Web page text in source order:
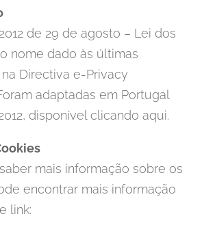
de 29 de agosto – Lei dos
nome dado às últimas
Directiva e-Privacy
adaptadas em Portugal
disponível clicando aqui.
mais informação sobre os
encontrar mais informação
link: